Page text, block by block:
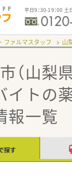
平日9：30-19：00 土
ファルマスタッフ 山
（山梨
イトの
報一覧
探す